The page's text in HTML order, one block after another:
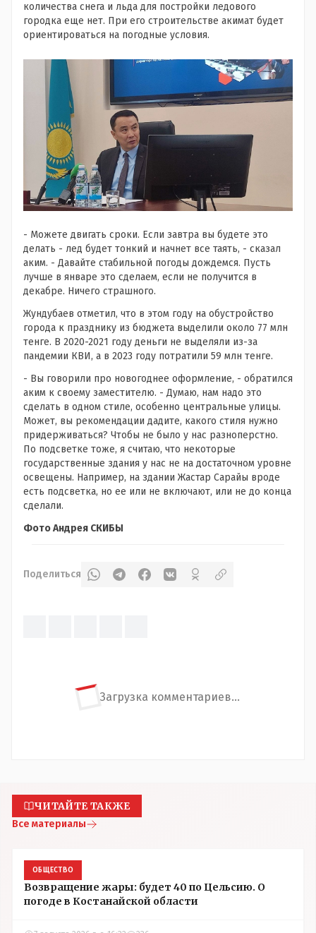
количества снега и льда для постройки ледового
городка еще нет. При его строительстве акимат будет
ориентироваться на погодные условия.
- Можете двигать сроки. Если завтра вы будете это
делать - лед будет тонкий и начнет все таять, - сказал
аким. - Давайте стабильной погоды дождемся. Пусть
лучше в январе это сделаем, если не получится в
декабре. Ничего страшного.
Жундубаев отметил, что в этом году на обустройство
города к празднику из бюджета выделили около 77 млн
тенге. В 2020-2021 году деньги не выделяли из-за
пандемии КВИ, а в 2023 году потратили 59 млн тенге.
- Вы говорили про новогоднее оформление, - обратился
аким к своему заместителю. - Думаю, нам надо это
сделать в одном стиле, особенно центральные улицы.
Может, вы рекомендации дадите, какого стиля нужно
придерживаться? Чтобы не было у нас разноперстно.
По подсветке тоже, я считаю, что некоторые
государственные здания у нас не на достаточном уровне
освещены. Например, на здании Жастар Сарайы вроде
есть подсветка, но ее или не включают, или не до конца
сделали.
Фото Андрея СКИБЫ
Поделиться
Загрузка комментариев...
ЧИТАЙТЕ ТАКЖЕ
Все материалы
ОБЩЕСТВО
Возвращение жары: будет 40 по Цельсию. О
погоде в Костанайской области